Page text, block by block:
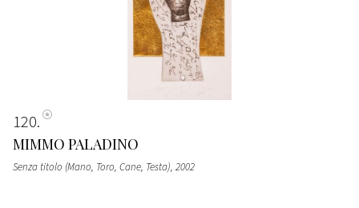
120
MIMMO PALADINO
Senza titolo (Mano, Toro, Cane, Testa), 2002